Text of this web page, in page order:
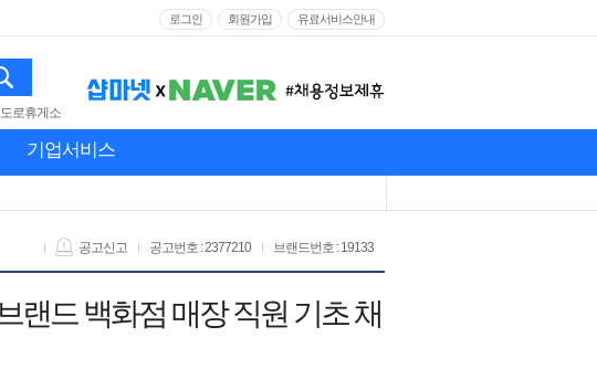
로그인 회원가입 유료서비스안내
로휴게소
기업서비스
브랜드번호 : 19133
공고번호 : 2377210
공고신고
랜드 백화점 매장 직원 기초 채